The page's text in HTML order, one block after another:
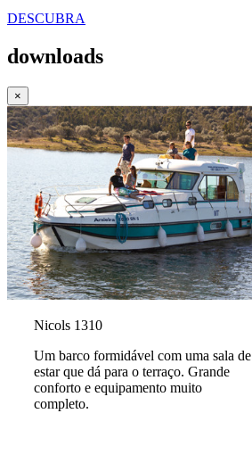
DESCUBRA
downloads
×
Nicols 1310
Um barco formidável com uma sala de
estar que dá para o terraço. Grande
conforto e equipamento muito
completo.